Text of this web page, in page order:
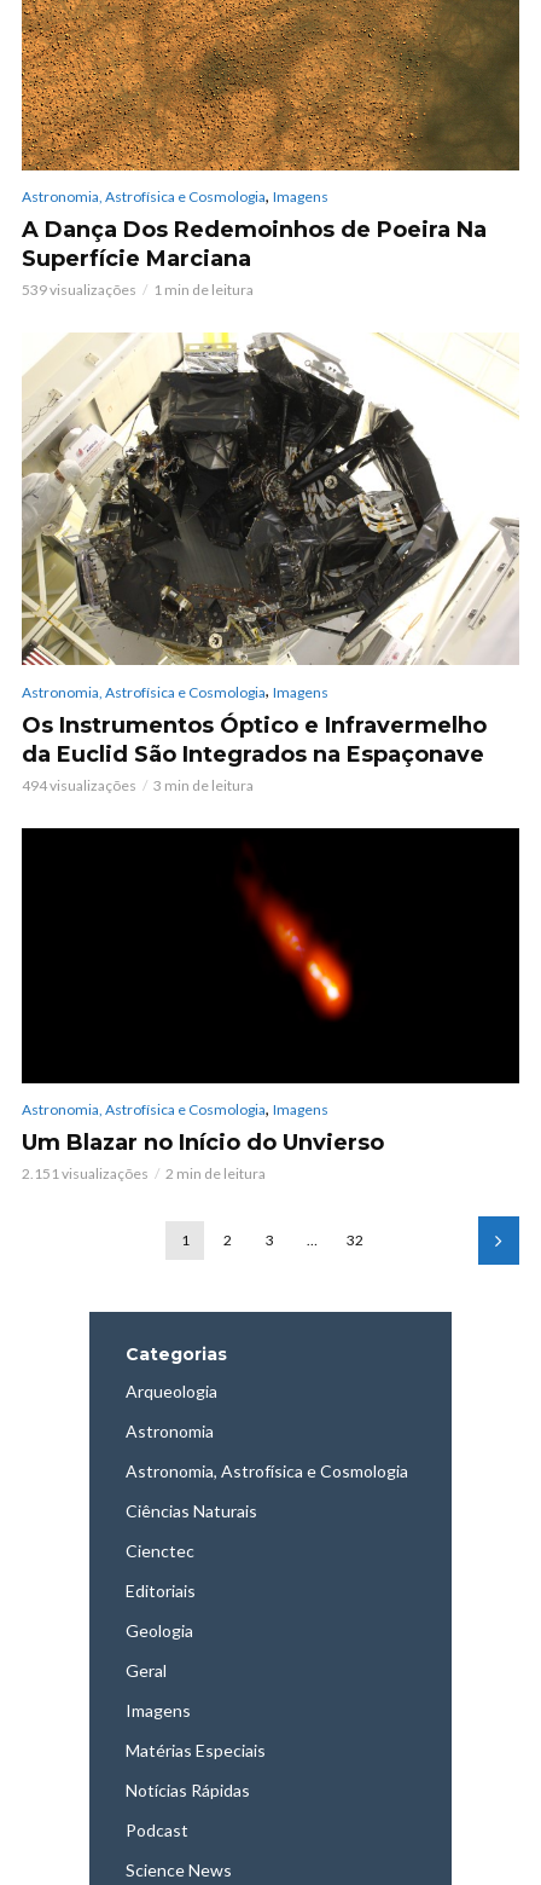
Astronomia, Astrofísica e Cosmologia, Imagens
A Dança Dos Redemoinhos de Poeira Na
Superfície Marciana
539 visualizações 1 min de leitura
Astronomia, Astrofísica e Cosmologia, Imagens
Os Instrumentos Óptico e Infravermelho
da Euclid São Integrados na Espaçonave
494 visualizações 3 min de leitura
Astronomia, Astrofísica e Cosmologia, Imagens
Um Blazar no Início do Unvierso
2.151 visualizações 2 min de leitura
1 2 3 … 32
Categorias
Arqueologia
Astronomia
Astronomia, Astrofísica e Cosmologia
Ciências Naturais
Cienctec
Editoriais
Geologia
Geral
Imagens
Matérias Especiais
Notícias Rápidas
Podcast
Science News